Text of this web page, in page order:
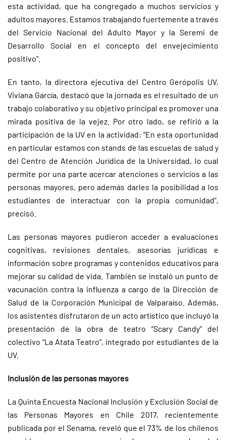
esta actividad, que ha congregado a muchos servicios y
adultos mayores. Estamos trabajando fuertemente a través
del Servicio Nacional del Adulto Mayor y la Seremi de
Desarrollo Social en el concepto del envejecimiento
positivo”.
En tanto, la directora ejecutiva del Centro Gerópolis UV,
Viviana García, destacó que la jornada es el resultado de un
trabajo colaborativo y su objetivo principal es promover una
mirada positiva de la vejez. Por otro lado, se refirió a la
participación de la UV en la actividad: “En esta oportunidad
en particular estamos con stands de las escuelas de salud y
del Centro de Atención Jurídica de la Universidad, lo cual
permite por una parte acercar atenciones o servicios a las
personas mayores, pero además darles la posibilidad a los
estudiantes de interactuar con la propia comunidad”,
precisó.
Las personas mayores pudieron acceder a evaluaciones
cognitivas, revisiones dentales, asesorías jurídicas e
información sobre programas y contenidos educativos para
mejorar su calidad de vida. También se instaló un punto de
vacunación contra la influenza a cargo de la Dirección de
Salud de la Corporación Municipal de Valparaíso. Además,
los asistentes disfrutaron de un acto artístico que incluyó la
presentación de la obra de teatro “Scary Candy” del
colectivo “La Atata Teatro”, integrado por estudiantes de la
UV.
Inclusión de las personas mayores
La Quinta Encuesta Nacional Inclusión y Exclusión Social de
las Personas Mayores en Chile 2017, recientemente
publicada por el Senama, reveló que el 73% de los chilenos